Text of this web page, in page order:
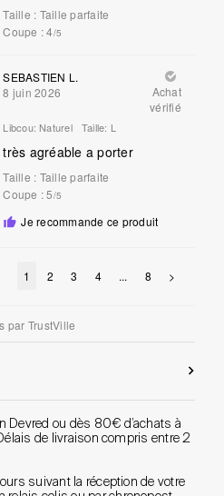
Taille : Taille parfaite
Coupe : 4/5
SEBASTIEN L.
8 juin 2026
Achat
vérifié
Libcou: Naturel Taille: L
très agréable a porter
Taille : Taille parfaite
Coupe : 5/5
Je recommande ce produit
1 2 3 4 ... 8 >
par TrustVille
Devred ou dès 80€ d’achats à
de livraison compris entre 2
suivant la réception de votre